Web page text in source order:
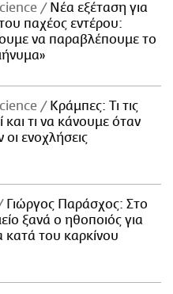
Νέα εξέταση για
παχέος εντέρου:
να παραβλέπουμε το
Κράμπες: Τι τις
και τι να κάνουμε όταν
οι ενοχλήσεις
Γιώργος Παράσχος: Στο
ξανά ο ηθοποιός για
κατά του καρκίνου